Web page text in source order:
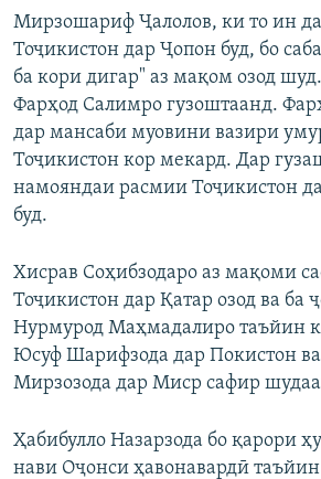
Мирзошариф Ҷалолов, ки то ин
Тоҷикистон дар Ҷопон буд, бо
ба кори дигар" аз мақом озод
Фарҳод Салимро гузоштаанд.
дар мансаби муовини вазири
Тоҷикистон кор мекард. Дар
намояндаи расмии Тоҷикистон
буд.
Хисрав Соҳибзодаро аз мақоми
Тоҷикистон дар Қатар озод ва ба
Нурмурод Маҳмадалиро таъйин
Юсуф Шарифзода дар Покистон
Мирзозода дар Миср сафир
Ҳабибулло Назарзода бо қарори
нави Оҷонси ҳавонавардӣ